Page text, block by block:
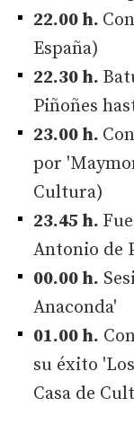
22.00 h.
España)
22.30 h.
Piñoñes
23.00 h.
por
Cultura)
23.45 h.
Antonio de
00.00 h.
Anaconda'
01.00 h.
su éxito
Casa de